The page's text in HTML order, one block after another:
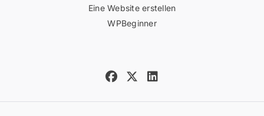
Eine Website erstellen
WPBeginner